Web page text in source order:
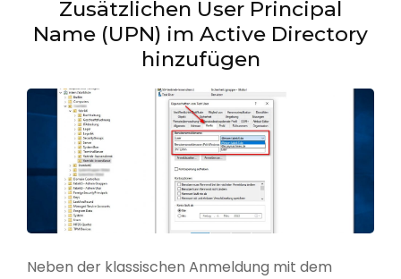
Zusätzlichen User Principal
Name (UPN) im Active Directory
hinzufügen
Neben der klassischen Anmeldung mit dem